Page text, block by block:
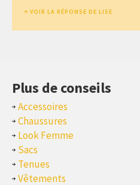
VOIR LA RÉPONSE DE LISE
Plus de conseils
Accessoires
Chaussures
Look Femme
Sacs
Tenues
Vêtements